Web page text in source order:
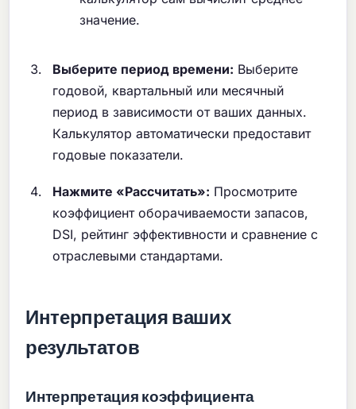
значение.
Выберите период времени: Выберите
годовой, квартальный или месячный
период в зависимости от ваших данных.
Калькулятор автоматически предоставит
годовые показатели.
Нажмите «Рассчитать»: Просмотрите
коэффициент оборачиваемости запасов,
DSI, рейтинг эффективности и сравнение с
отраслевыми стандартами.
Интерпретация ваших
результатов
Интерпретация коэффициента